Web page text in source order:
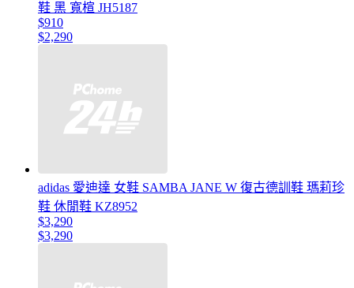
鞋 黑 寬楦 JH5187
$910
$2,290
adidas 愛迪達 女鞋 SAMBA JANE W 復古德訓鞋 瑪莉珍
鞋 休閒鞋 KZ8952
$3,290
$3,290